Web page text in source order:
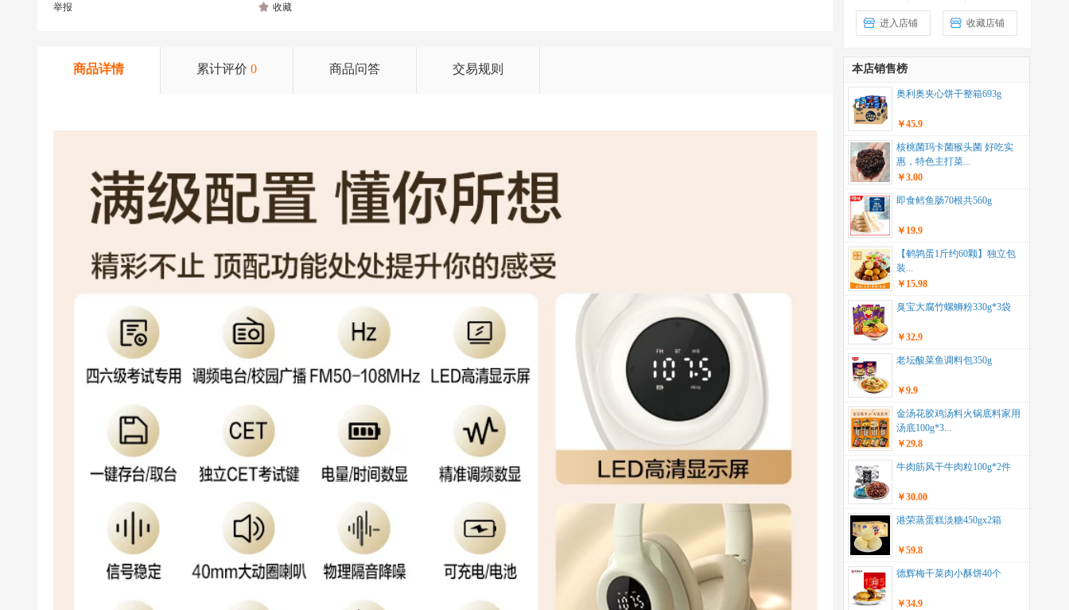
举报 收藏
商品详情 累计评价 0 商品问答 交易规则
进入店铺 收藏店铺
本店销售榜
奥利奥夹心饼干整箱693g
￥45.9
核桃菌玛卡菌猴头菌 好吃实
惠，特色主打菜...
￥3.00
即食鳕鱼肠70根共560g
￥19.9
【鹌鹑蛋1斤约60颗】独立包
装...
￥15.98
臭宝大腐竹螺蛳粉330g*3袋
￥32.9
老坛酸菜鱼调料包350g
￥9.9
金汤花胶鸡汤料火锅底料家用
汤底100g*3...
￥29.8
牛肉筋风干牛肉粒100g*2件
￥30.00
港荣蒸蛋糕淡糖450gx2箱
￥59.8
德辉梅干菜肉小酥饼40个
￥34.9